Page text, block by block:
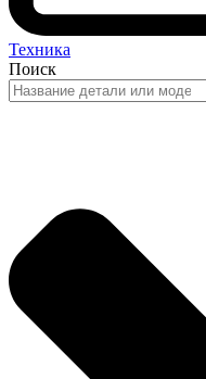
Техника
Поиск